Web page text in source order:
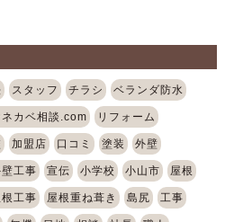
スタッフ チラシ ベランダ防水
ネカベ相談.com リフォーム
加盟店 口コミ 塗装 外壁
工事 宣伝 小学校 小山市 屋根
根工事 屋根重ね葺き 島尻 工事